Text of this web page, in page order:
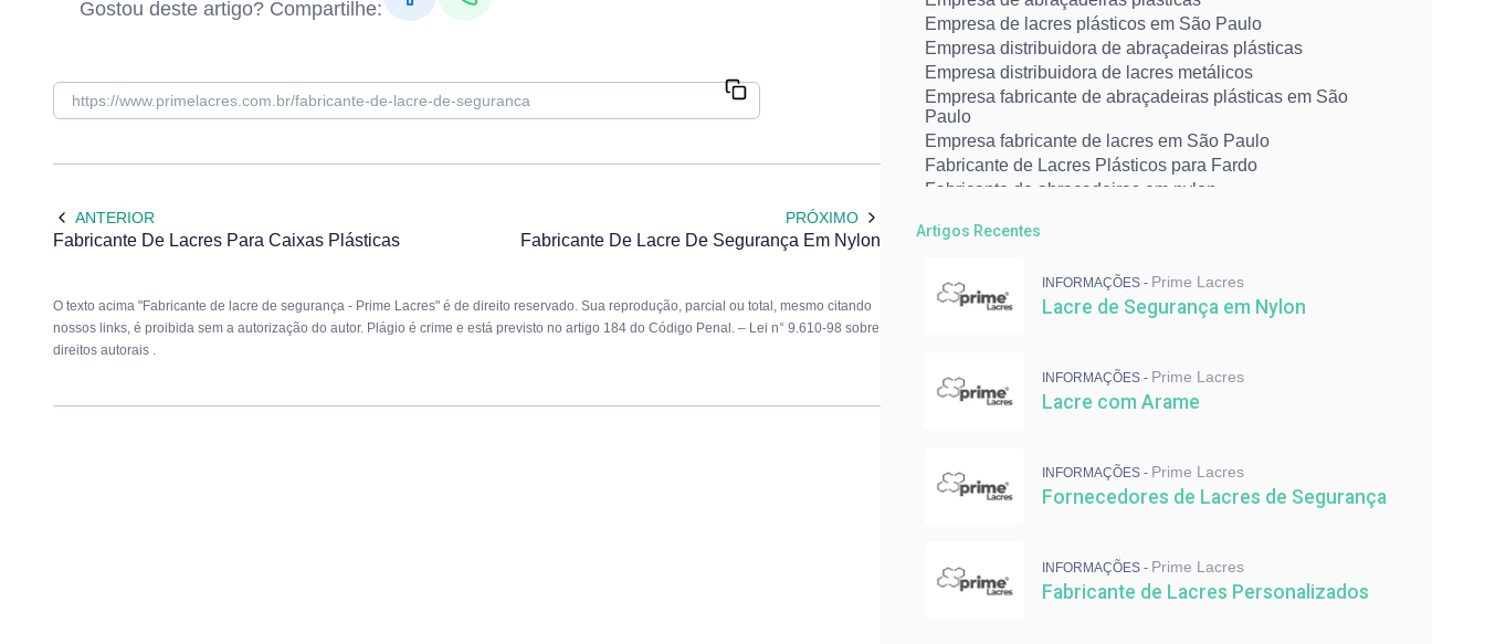
Gostou deste artigo? Compartilhe:
ANTERIOR
Fabricante De Lacres Para Caixas Plásticas
PRÓXIMO
Fabricante De Lacre De Segurança Em Nylon
O texto acima "Fabricante de lacre de segurança - Prime Lacres" é de direito reservado. Sua reprodução, parcial ou total, mesmo citando
nossos links, é proibida sem a autorização do autor. Plágio é crime e está previsto no artigo 184 do Código Penal. – Lei n° 9.610-98 sobre
direitos autorais .
Empresa de lacres plásticos em São Paulo
Empresa distribuidora de abraçadeiras plásticas
Empresa distribuidora de lacres metálicos
Empresa fabricante de abraçadeiras plásticas em São
Paulo
Empresa fabricante de lacres em São Paulo
Fabricante de Lacres Plásticos para Fardo
Fabricante de abraçadeiras em nylon
Fornecedor de Lacres âncora com Arame
Fábrica de abraçadeiras
Fábrica de lacres de segurança
Lacres de Segurança para indústria
Lacres tipo escada em polipropileno
Abraçadeiras para Fixação
Abraçadeiras para malote
Fabricante de Lacres Personalizados
Fornecedores de Lacres de Segurança
Artigos Recentes
INFORMAÇÕES - Prime Lacres
Lacre de Segurança em Nylon
INFORMAÇÕES - Prime Lacres
Lacre com Arame
INFORMAÇÕES - Prime Lacres
Fornecedores de Lacres de Segurança
INFORMAÇÕES - Prime Lacres
Fabricante de Lacres Personalizados